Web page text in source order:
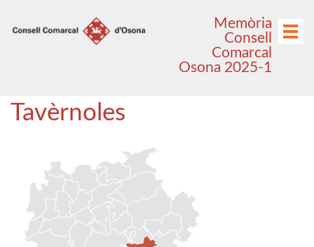
Menú
Memòria
Consell
Comarcal
Osona 2025-1
Tavèrnoles